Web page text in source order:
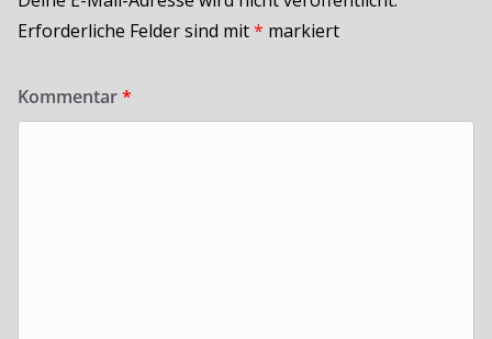
Erforderliche Felder sind mit* markiert
Kommentar*